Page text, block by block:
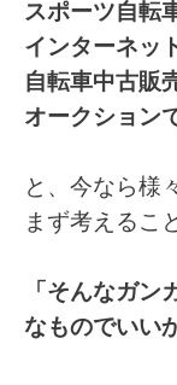
スポーツ自転
インターネッ
自転車中古販
オークション
と、今なら様
まず考えるこ
「そんなガン
なものでいい